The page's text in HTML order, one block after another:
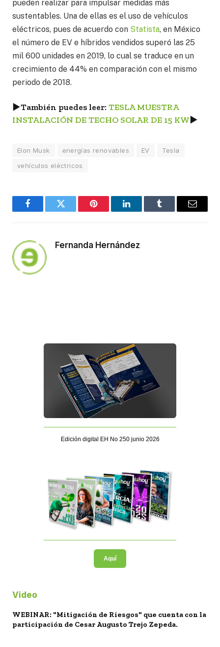
pueden realizar para impulsar medidas más
sustentables. Una de ellas es el uso de vehículos
eléctricos, pues de acuerdo con Statista, en México
el número de EV e híbridos vendidos superó las 25
mil 600 unidades en 2019, lo cual se traduce en un
crecimiento de 44% en comparación con el mismo
periodo de 2018.
►También puedes leer: TESLA MUESTRA
INSTALACIÓN DE TECHO SOLAR DE 15 KW►
Elon Musk energías renovables EV
Tesla
vehículos eléctricos
FacebookTwitter Pinterest LinkedInTumblr Email
Fernanda Hernández
Edición digital EH No 250 junio 2026
Aquí
Video
WEBINAR: "Mitigación de Riesgos" que cuenta con la
participación de Cesar Augusto Trejo Zepeda.